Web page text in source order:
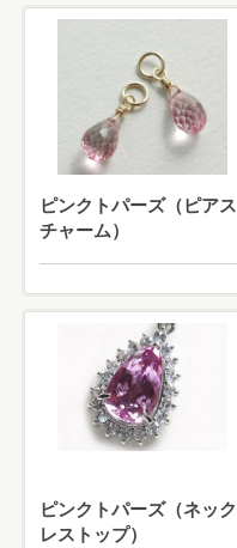
ピンクトパーズ（ピアス
チャーム）
ピンクトパーズ（ネック
レストップ）